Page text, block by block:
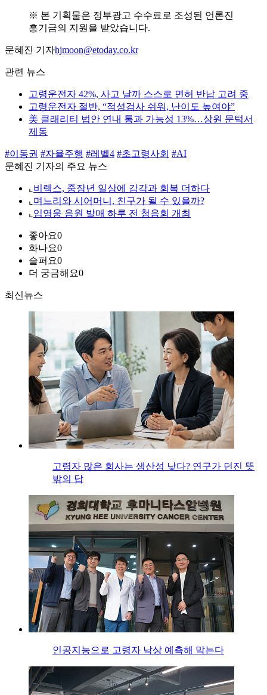
※ 본 기획물은 정부광고 수수료로 조성된 언론진
흥기금의 지원을 받았습니다.
문혜진 기자hjmoon@etoday.co.kr
관련 뉴스
고령운전자 42%, 사고 날까 스스로 면허 반납 고려 중
고령운전자 절반, “적성검사 쉬워, 난이도 높여야”
美 클래리티 법안 연내 통과 가능성 13%…상원 문턱서
제동
#이동권 #자율주행 #레벨4 #초고령사회 #AI
문혜진 기자의 주요 뉴스
⌞ 비렉스, 중장년 일상에 감각과 회복 더하다
⌞ 며느리와 시어머니, 친구가 될 수 있을까?
⌞ 임영웅 음원 발매 하루 전 청음회 개최
좋아요0
화나요0
슬퍼요0
더 궁금해요0
최신뉴스
고령자 많은 회사는 생산성 낮다? 연구가 던진 뜻
밖의 답
인공지능으로 고령자 낙상 예측해 막는다